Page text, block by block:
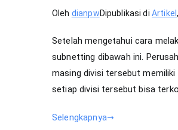
Oleh dianpwDipublikasi di Artikel ,
Setelah mengetahui cara
subnetting dibawah ini.
masing divisi tersebut memiliki
setiap divisi tersebut bisa
Selengkapnya